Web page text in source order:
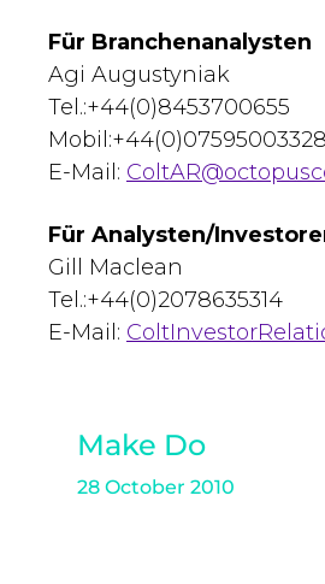
Für Branchenanalysten
Agi Augustyniak
Tel.:+44(0)8453700655
Mobil:+44(0)07595003328
E-Mail:
Für Analysten/
Gill Maclean
Tel.:+44(0)2078635314
E-Mail:
Make Do
28 October 2010